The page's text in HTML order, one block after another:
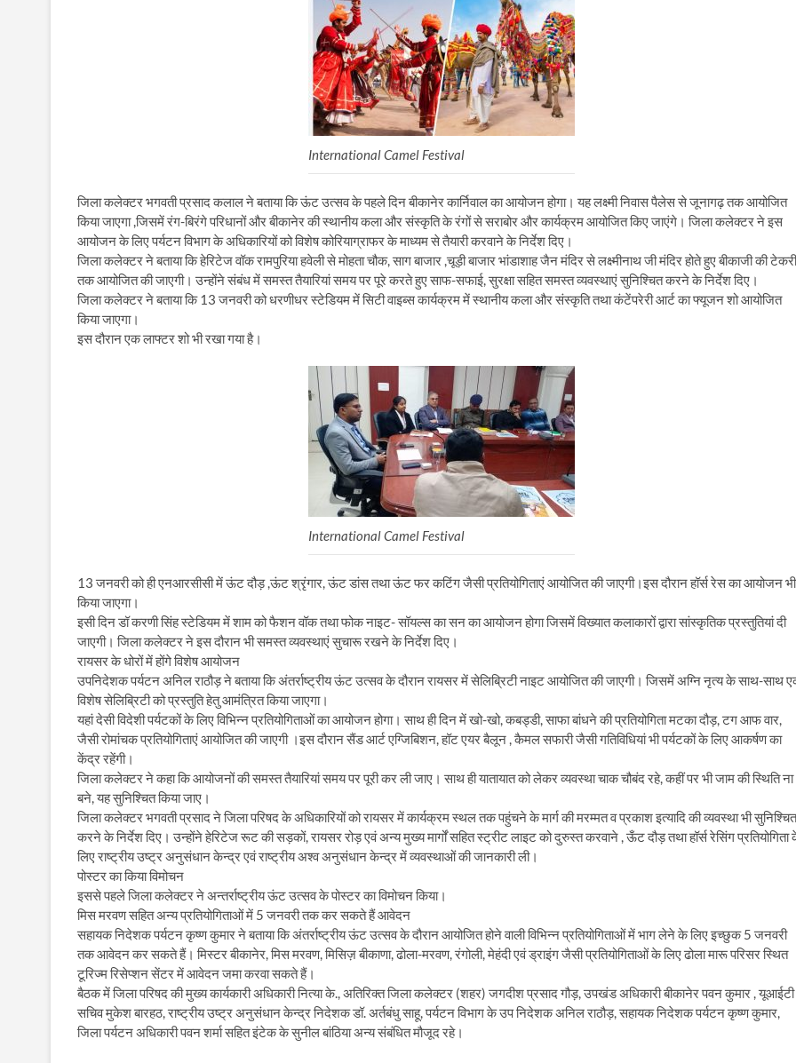
International Camel Festival
जिला कलेक्टर भगवती प्रसाद कलाल ने बताया कि ऊंट उत्सव के पहले दिन बीकानेर कार्निवाल का आयोजन होगा। यह लक्ष्मी निवास पैलेस से जूनागढ़ तक आयोजित
किया जाएगा ,जिसमें रंग-बिरंगे परिधानों और बीकानेर की स्थानीय कला और संस्कृति के रंगों से सराबोर और कार्यक्रम आयोजित किए जाएंगे। जिला कलेक्टर ने इस
आयोजन के लिए पर्यटन विभाग के अधिकारियों को विशेष कोरियाग्राफर के माध्यम से तैयारी करवाने के निर्देश दिए।
जिला कलेक्टर ने बताया कि हेरिटेज वॉक रामपुरिया हवेली से मोहता चौक, साग बाजार ,चूड़ी बाजार भांडाशाह जैन मंदिर से लक्ष्मीनाथ जी मंदिर होते हुए बीकाजी की टेकरी
तक आयोजित की जाएगी। उन्होंने संबंध में समस्त तैयारियां समय पर पूरे करते हुए साफ-सफाई, सुरक्षा सहित समस्त व्यवस्थाएं सुनिश्चित करने के निर्देश दिए।
जिला कलेक्टर ने बताया कि 13 जनवरी को धरणीधर स्टेडियम में सिटी वाइब्स कार्यक्रम में स्थानीय कला और संस्कृति तथा कंटेंपरेरी आर्ट का फ्यूजन शो आयोजित
किया जाएगा।
इस दौरान एक लाफ्टर शो भी रखा गया है।
International Camel Festival
13 जनवरी को ही एनआरसीसी में ऊंट दौड़ ,ऊंट श्रृंगार, ऊंट डांस तथा ऊंट फर कटिंग जैसी प्रतियोगिताएं आयोजित की जाएगी।इस दौरान हॉर्स रेस का आयोजन भी
किया जाएगा।
इसी दिन डॉ करणी सिंह स्टेडियम में शाम को फैशन वॉक तथा फोक नाइट- सॉयल्स का सन का आयोजन होगा जिसमें विख्यात कलाकारों द्वारा सांस्कृतिक प्रस्तुतियां दी
जाएगी। जिला कलेक्टर ने इस दौरान भी समस्त व्यवस्थाएं सुचारू रखने के निर्देश दिए।
रायसर के धोरों में होंगे विशेष आयोजन
उपनिदेशक पर्यटन अनिल राठौड़ ने बताया कि अंतर्राष्ट्रीय ऊंट उत्सव के दौरान रायसर में सेलिब्रिटी नाइट आयोजित की जाएगी। जिसमें अग्नि नृत्य के साथ-साथ
विशेष सेलिब्रिटी को प्रस्तुति हेतु आमंत्रित किया जाएगा।
यहां देसी विदेशी पर्यटकों के लिए विभिन्न प्रतियोगिताओं का आयोजन होगा। साथ ही दिन में खो-खो, कबड्डी, साफा बांधने की प्रतियोगिता मटका दौड़, टग आफ वार,
जैसी रोमांचक प्रतियोगिताएं आयोजित की जाएगी ।इस दौरान सैंड आर्ट एग्जिबिशन, हॉट एयर बैलून , कैमल सफारी जैसी गतिविधियां भी पर्यटकों के लिए आकर्षण का
केंद्र रहेंगी।
जिला कलेक्टर ने कहा कि आयोजनों की समस्त तैयारियां समय पर पूरी कर ली जाए। साथ ही यातायात को लेकर व्यवस्था चाक चौबंद रहे, कहीं पर भी जाम की स्थिति ना
बने, यह सुनिश्चित किया जाए।
जिला कलेक्टर भगवती प्रसाद ने जिला परिषद के अधिकारियों को रायसर में कार्यक्रम स्थल तक पहुंचने के मार्ग की मरम्मत व प्रकाश इत्यादि की व्यवस्था भी सुनिश्चित
करने के निर्देश दिए। उन्होंने हेरिटेज रूट की सड़कों, रायसर रोड़ एवं अन्य मुख्य मार्गों सहित स्ट्रीट लाइट को दुरुस्त करवाने , ऊँट दौड़ तथा हॉर्स रेसिंग प्रतियोगिता
लिए राष्ट्रीय उष्ट्र अनुसंधान केन्द्र एवं राष्ट्रीय अश्व अनुसंधान केन्द्र में व्यवस्थाओं की जानकारी ली।
पोस्टर का किया विमोचन
इससे पहले जिला कलेक्टर ने अन्तर्राष्ट्रीय ऊंट उत्सव के पोस्टर का विमोचन किया।
मिस मरवण सहित अन्य प्रतियोगिताओं में 5 जनवरी तक कर सकते हैं आवेदन
सहायक निदेशक पर्यटन कृष्ण कुमार ने बताया कि अंतर्राष्ट्रीय ऊंट उत्सव के दौरान आयोजित होने वाली विभिन्न प्रतियोगिताओं में भाग लेने के लिए इच्छुक 5 जनवरी
तक आवेदन कर सकते हैं। मिस्टर बीकानेर, मिस मरवण, मिसिज़ बीकाणा, ढोला-मरवण, रंगोली, मेहंदी एवं ड्राइंग जैसी प्रतियोगिताओं के लिए ढोला मारू परिसर स्थित
टूरिज्म रिसेप्शन सेंटर में आवेदन जमा करवा सकते हैं।
बैठक में जिला परिषद की मुख्य कार्यकारी अधिकारी नित्या के., अतिरिक्त जिला कलेक्टर (शहर) जगदीश प्रसाद गौड़, उपखंड अधिकारी बीकानेर पवन कुमार , यूआईटी
सचिव मुकेश बारहठ, राष्ट्रीय उष्ट्र अनुसंधान केन्द्र निदेशक डॉ. अर्तबंधु साहू, पर्यटन विभाग के उप निदेशक अनिल राठौड़, सहायक निदेशक पर्यटन कृष्ण कुमार,
जिला पर्यटन अधिकारी पवन शर्मा सहित इंटेक के सुनील बांठिया अन्य संबंधित मौजूद रहे।